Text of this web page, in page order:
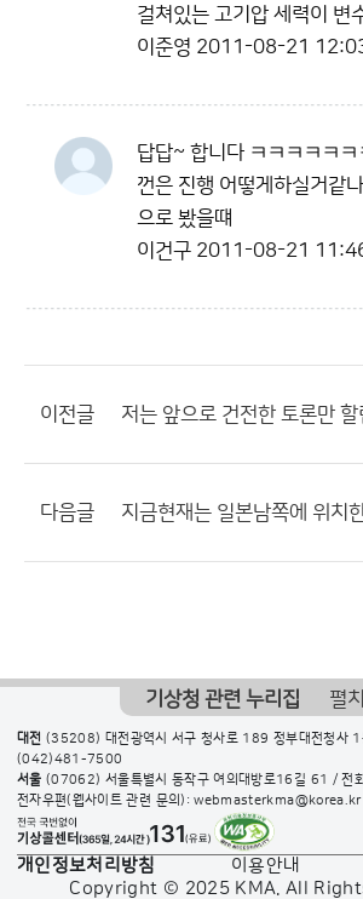
걸쳐있는 고기압 세력이 변
이준영 2011-08-21
답답~ 합니다 ㅋㅋㅋㅋㅋ
껀은 진행 어떻게하실거같
으로 봤을떄
이건구 2011-08-21
이전글
다음글
기상청 관련 누리집 펼
대전 (35208) 대전광역시 서구 청사로 189 정부대전청사
(042)481-7500
서울 (07062) 서울특별시 동작구 여의대방로16길 61 / 전
전자우편(웹사이트 관련 문의): webmasterkma@korea.kr
개인정보처리방침 이용안내
Copyright © 2025 KMA. All